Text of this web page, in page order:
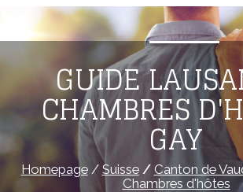
GUIDE
CHAMBRES
GAY
Homepage/ Suisse/ Canton de
Chambres d'hôtes